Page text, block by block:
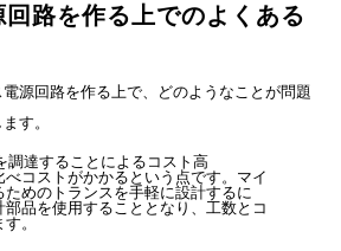
路を作る上でのよくある
源回路を作る上で、どのようなことが問題
す。
調達することによるコスト高
べコストがかかるという点です。マイ
ためのトランスを手軽に設計するに
部品を使用することとなり、工数とコ
。